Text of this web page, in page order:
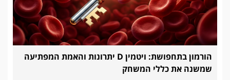
הורמון בתחפושת: ויטמין D יתרונות והאמת המפתיעה
שמשנה את כללי המשחק